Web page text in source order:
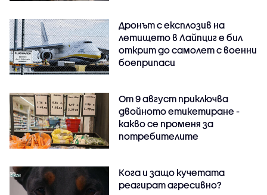
Дронът с експлозив на
летището в Лайпциг е бил
открит до самолет с военни
боеприпаси
От 9 август приключва
двойното етикетиране -
какво се променя за
потребителите
Кога и защо кучетата
реагират агресивно?